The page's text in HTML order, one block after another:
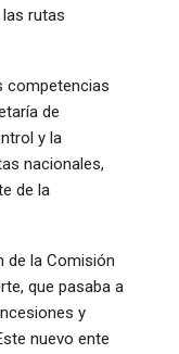
rutas
competencias
de
y la
nacionales,
de la
de la Comisión
que pasaba a
y
nuevo ente